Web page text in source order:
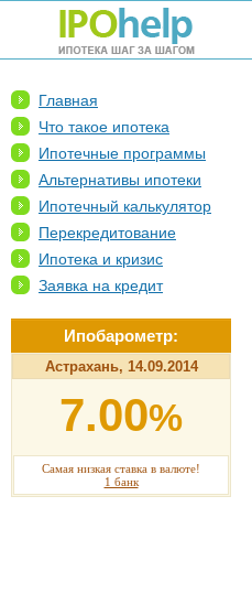
Главная
Что такое ипотека
Ипотечные программы
Альтернативы ипотеки
Ипотечный калькулятор
Перекредитование
Ипотека и кризис
Заявка на кредит
Ипобарометр:
Астрахань, 14.09.2014
7.00%
Самая низкая ставка в валюте!
1 банк